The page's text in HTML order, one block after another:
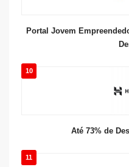
Portal Jovem
10
Até 73% de
11